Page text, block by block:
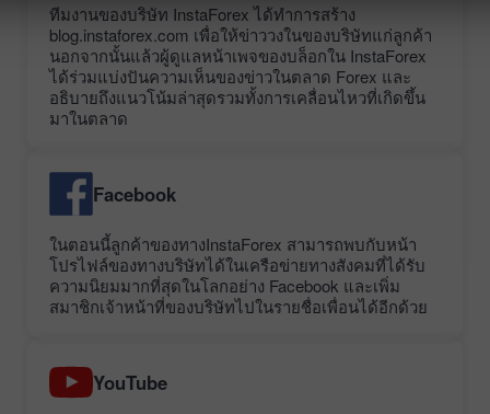
ทีมงานของบริษัท InstaForex ได้ทำการสร้าง
blog.instaforex.com เพื่อให้ข่าววงในของบริษัทแก่ลูกค้า
นอกจากนั้นแล้วผู้ดูแลหน้าเพจของบล็อกใน InstaForex
ได้ร่วมแบ่งปันความเห็นของข่าวในตลาด Forex และ
อธิบายถึงแนวโน้มล่าสุดรวมทั้งการเคลื่อนไหวที่เกิดขึ้น
มาในตลาด
Facebook
ในตอนนี้ลูกค้าของทางInstaForex สามารถพบกับหน้า
โปรไฟล์ของทางบริษัทได้ในเครือข่ายทางสังคมที่ได้รับ
ความนิยมมากที่สุดในโลกอย่าง Facebook และเพิ่ม
สมาชิกเจ้าหน้าที่ของบริษัทไปในรายชื่อเพื่อนได้อีกด้วย
YouTube